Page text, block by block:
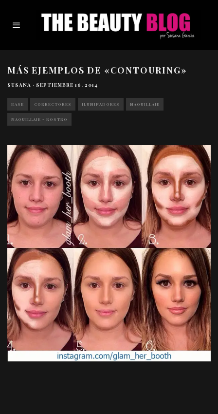
MÁS EJEMPLOS DE «CONTOURING»
SUSANA · SEPTIEMBRE 16, 2014
BASE CORRECTORES ILUMINADORES MAQUILLAJE
MAQUILLAJE - ROSTRO